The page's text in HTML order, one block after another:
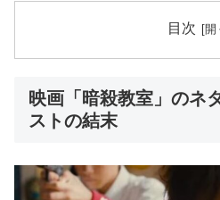
目次
映画「暗殺教室」のネ
ストの結末